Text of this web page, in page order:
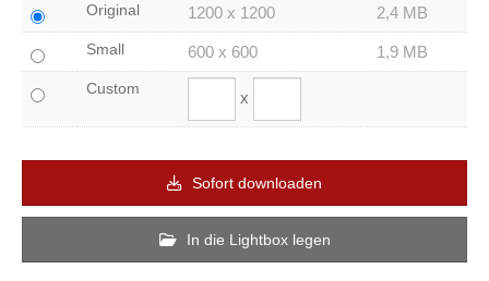
Original 1200 x 1200 2,4 MB
Small 600 x 600 1,9 MB
Custom x
Sofort downloaden
In die Lightbox legen